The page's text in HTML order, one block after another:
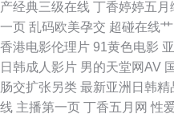
夜 91熟女豆花视频 日本不卡毛片
人精人人操 午夜影院伦理 国产欧
美性做专区 91小视频大全在线观
产经典三级在线 丁香婷婷五月
一页 乱码欧美孕交 超碰在线艹
香港电影伦理片 91黄色电影
日韩成人影片 男的天堂网AV
肠交扩张另类 最新亚洲日韩精
线 主播第一页 丁香五月网 性